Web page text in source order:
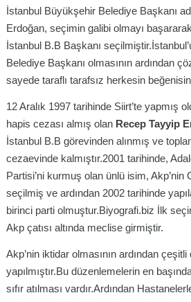
İstanbul Büyükşehir Belediye Başkanı
Erdoğan, seçimin galibi olmayı
İstanbul B.B Başkanı
Belediye Başkanı olmasının ardından
sayede taraflı tarafsız herkesin
12 Aralık 1997 tarihinde Siirt’te yapmış
hapis cezası almış olan Recep Tayyip
İstanbul B.B görevinden alınmış ve
cezaevinde kalmıştır.2001 tarihinde,
Partisi’ni kurmuş olan ünlü isim, Akp’nin
seçilmiş ve ardından 2002 tarihinde
birinci parti olmuştur.Biyografi.biz İlk
Akp çatısı altında meclise girmiştir.
Akp’nin iktidar olmasının ardından
yapılmıştır.Bu düzenlemelerin en
sıfır atılması vardır.Ardından